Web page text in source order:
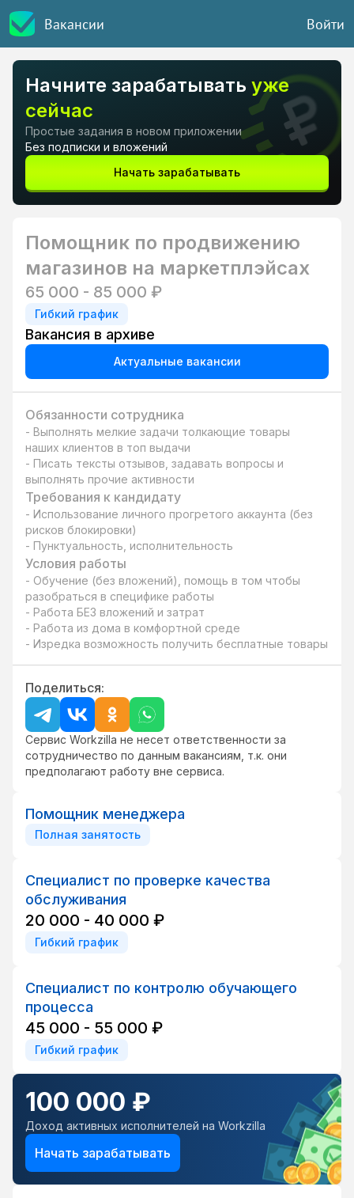
Вакансии Войти
Начните зарабатывать уже
сейчас
Простые задания в новом приложении
Без подписки и вложений
Начать зарабатывать
Помощник по продвижению
магазинов на маркетплэйсах
65 000 - 85 000 ₽
Гибкий график
Вакансия в архиве
Актуальные вакансии
Обязанности сотрудника
- Выполнять мелкие задачи толкающие товары
наших клиентов в топ выдачи
- Писать тексты отзывов, задавать вопросы и
выполнять прочие активности
Требования к кандидату
- Использование личного прогретого аккаунта (без
рисков блокировки)
- Пунктуальность, исполнительность
Условия работы
- Обучение (без вложений), помощь в том чтобы
разобраться в специфике работы
- Работа БЕЗ вложений и затрат
- Работа из дома в комфортной среде
- Изредка возможность получить бесплатные товары
Поделиться:
Сервис Workzilla не несет ответственности за
сотрудничество по данным вакансиям, т.к. они
предполагают работу вне сервиса.
Помощник менеджера
Полная занятость
Специалист по проверке качества
обслуживания
20 000 - 40 000 ₽
Гибкий график
Специалист по контролю обучающего
процесса
45 000 - 55 000 ₽
Гибкий график
100 000 ₽
Доход активных исполнителей на Workzilla
Начать зарабатывать